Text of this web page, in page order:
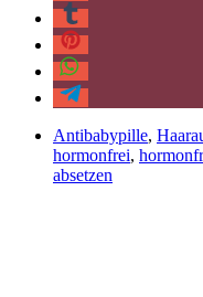
Antibabypille,
hormonfrei,
absetzen